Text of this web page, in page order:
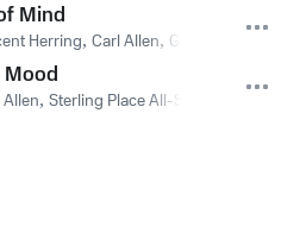
Mind
Herring, Carl Allen, Gary Fisher
, Sterling Place All-Stars